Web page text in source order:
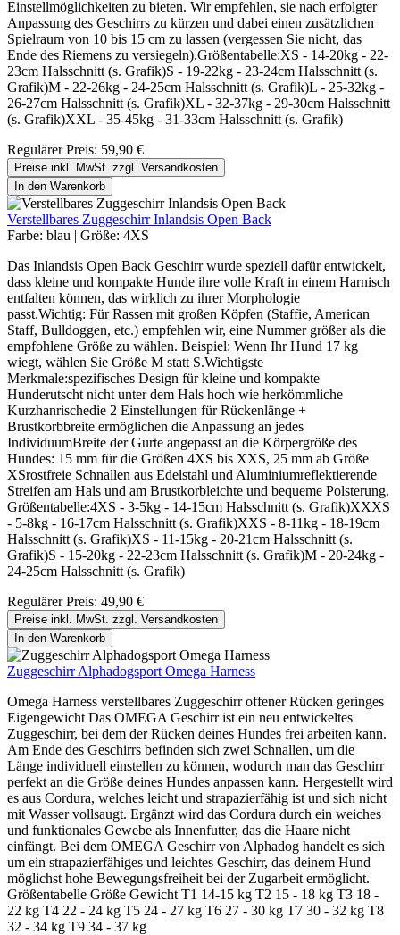
Einstellmöglichkeiten zu bieten. Wir empfehlen, sie nach erfolgter
Anpassung des Geschirrs zu kürzen und dabei einen zusätzlichen
Spielraum von 10 bis 15 cm zu lassen (vergessen Sie nicht, das
Ende des Riemens zu versiegeln).Größentabelle:XS - 14-20kg - 22-
23cm Halsschnitt (s. Grafik)S - 19-22kg - 23-24cm Halsschnitt (s.
Grafik)M - 22-26kg - 24-25cm Halsschnitt (s. Grafik)L - 25-32kg -
26-27cm Halsschnitt (s. Grafik)XL - 32-37kg - 29-30cm Halsschnitt
(s. Grafik)XXL - 35-45kg - 31-33cm Halsschnitt (s. Grafik)
Regulärer Preis: 59,90 €
Preise inkl. MwSt. zzgl. Versandkosten
In den Warenkorb
Verstellbares Zuggeschirr Inlandsis Open Back
Farbe: blau | Größe: 4XS
Das Inlandsis Open Back Geschirr wurde speziell dafür entwickelt,
dass kleine und kompakte Hunde ihre volle Kraft in einem Harnisch
entfalten können, das wirklich zu ihrer Morphologie
passt.Wichtig: Für Rassen mit großen Köpfen (Staffie, American
Staff, Bulldoggen, etc.) empfehlen wir, eine Nummer größer als die
empfohlene Größe zu wählen. Beispiel: Wenn Ihr Hund 17 kg
wiegt, wählen Sie Größe M statt S.Wichtigste
Merkmale:spezifisches Design für kleine und kompakte
Hunderutscht nicht unter dem Hals hoch wie herkömmliche
Kurzhanrischedie 2 Einstellungen für Rückenlänge +
Brustkorbbreite ermöglichen die Anpassung an jedes
IndividuumBreite der Gurte angepasst an die Körpergröße des
Hundes: 15 mm für die Größen 4XS bis XXS, 25 mm ab Größe
XSrostfreie Schnallen aus Edelstahl und Aluminiumreflektierende
Streifen am Hals und am Brustkorbleichte und bequeme Polsterung.
Größentabelle:4XS - 3-5kg - 14-15cm Halsschnitt (s. Grafik)XXXS
- 5-8kg - 16-17cm Halsschnitt (s. Grafik)XXS - 8-11kg - 18-19cm
Halsschnitt (s. Grafik)XS - 11-15kg - 20-21cm Halsschnitt (s.
Grafik)S - 15-20kg - 22-23cm Halsschnitt (s. Grafik)M - 20-24kg -
24-25cm Halsschnitt (s. Grafik)
Regulärer Preis: 49,90 €
Preise inkl. MwSt. zzgl. Versandkosten
In den Warenkorb
Zuggeschirr Alphadogsport Omega Harness
Omega Harness verstellbares Zuggeschirr offener Rücken geringes
Eigengewicht Das OMEGA Geschirr ist ein neu entwickeltes
Zuggeschirr, bei dem der Rücken deines Hundes frei arbeiten kann.
Am Ende des Geschirrs befinden sich zwei Schnallen, um die
Länge individuell einstellen zu können, wodurch man das Geschirr
perfekt an die Größe deines Hundes anpassen kann. Hergestellt wird
es aus Cordura, welches leicht und strapazierfähig ist und sich nicht
mit Wasser vollsaugt. Ergänzt wird das Cordura durch ein weiches
und funktionales Gewebe als Innenfutter, das die Haare nicht
einfängt. Bei dem OMEGA Geschirr von Alphadog handelt es sich
um ein strapazierfähiges und leichtes Geschirr, das deinem Hund
möglichst hohe Bewegungsfreiheit bei der Zugarbeit ermöglicht.
Größentabelle Größe Gewicht T1 14-15 kg T2 15 - 18 kg T3 18 -
22 kg T4 22 - 24 kg T5 24 - 27 kg T6 27 - 30 kg T7 30 - 32 kg T8
32 - 34 kg T9 34 - 37 kg